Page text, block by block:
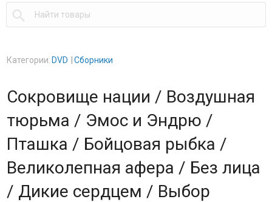

Категории: DVD Сборники
Сокровище нации / Воздушная
тюрьма / Эмос и Эндрю /
Пташка / Бойцовая рыбка /
Великолепная афера / Без лица
/ Дикие сердцем / Выбор